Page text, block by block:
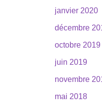
janvier 2020
décembre
octobre 2019
juin 2019
novembre
mai 2018